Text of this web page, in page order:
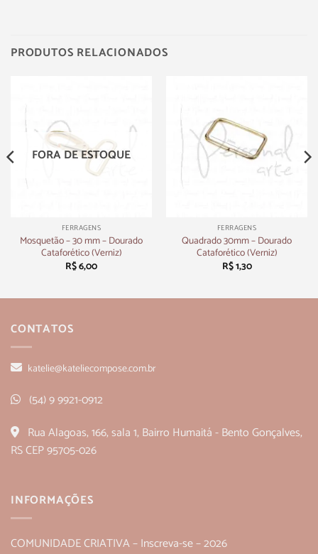
PRODUTOS RELACIONADOS
FORA DE ESTOQUE
FERRAGENS
Mosquetão – 30 mm – Dourado
Cataforético (Verniz)
R$6,00
FERRAGENS
Quadrado 30mm – Dourado
Cataforético (Verniz)
R$1,30
CONTATOS
katelie@kateliecompose.com.br
(54) 9 9921-0912
Rua Alagoas, 166, sala 1, Bairro Humaitá - Bento Gonçalves,
RS CEP 95705-026
INFORMAÇÕES
COMUNIDADE CRIATIVA – Inscreva-se – 2026